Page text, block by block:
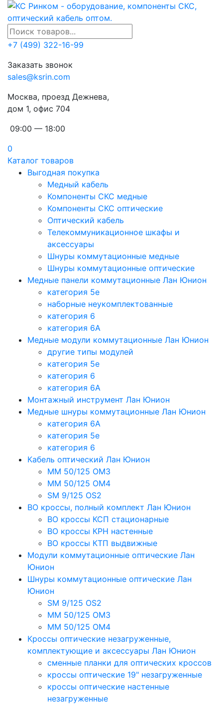
+7 (499) 322-16-99
Заказать звонок
sales@ksrin.com
Москва, проезд Дежнева,
дом 1, офис 704
09:00 — 18:00
0
Каталог товаров
Выгодная покупка
Медный кабель
Компоненты СКС медные
Компоненты СКС оптические
Оптический кабель
Телекоммуникационное шкафы и
аксессуары
Шнуры коммутационные медные
Шнуры коммутационные оптические
Медные панели коммутационные Лан Юнион
категория 5e
наборные неукомплектованные
категория 6
категория 6A
Медные модули коммутационные Лан Юнион
другие типы модулей
категория 5е
категория 6
категория 6A
Монтажный инструмент Лан Юнион
Медные шнуры коммутационные Лан Юнион
категория 6A
категория 5e
категория 6
Кабель оптический Лан Юнион
MM 50/125 OM3
MM 50/125 OM4
SM 9/125 OS2
ВО кроссы, полный комплект Лан Юнион
ВО кроссы КСП стационарные
ВО кроссы КРН настенные
ВО кроссы КТП выдвижные
Модули коммутационные оптические Лан
Юнион
Шнуры коммутационные оптические Лан
Юнион
SM 9/125 OS2
MM 50/125 OM3
MM 50/125 OM4
Кроссы оптические незагруженные,
комплектующие и аксессуары Лан Юнион
сменные планки для оптических кроссов
кроссы оптические 19" незагруженные
кроссы оптические настенные
незагруженные